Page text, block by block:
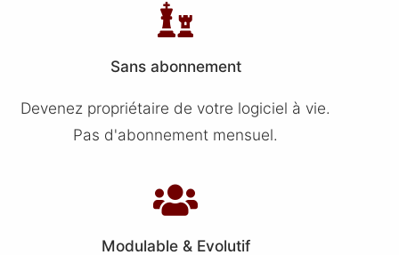
Sans abonnement
Devenez propriétaire de votre logiciel à vie.
Pas d'abonnement mensuel.
Modulable & Evolutif